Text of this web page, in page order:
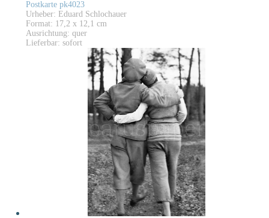
Postkarte pk4023
Urheber: Eduard Schlochauer
Format: 17,2 x 12,1 cm
Ausrichtung: quer
Lieferbar: sofort